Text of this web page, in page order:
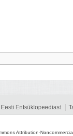
Eesti Entsüklopeediast
Attribution-